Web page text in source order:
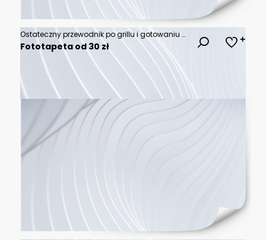
Ostateczny przewodnik po grillu i gotowaniu steków jest bardzo rzadki do dobrze wykonanej rzadkiej temperatury gotowania
Fototapeta od 30 zł